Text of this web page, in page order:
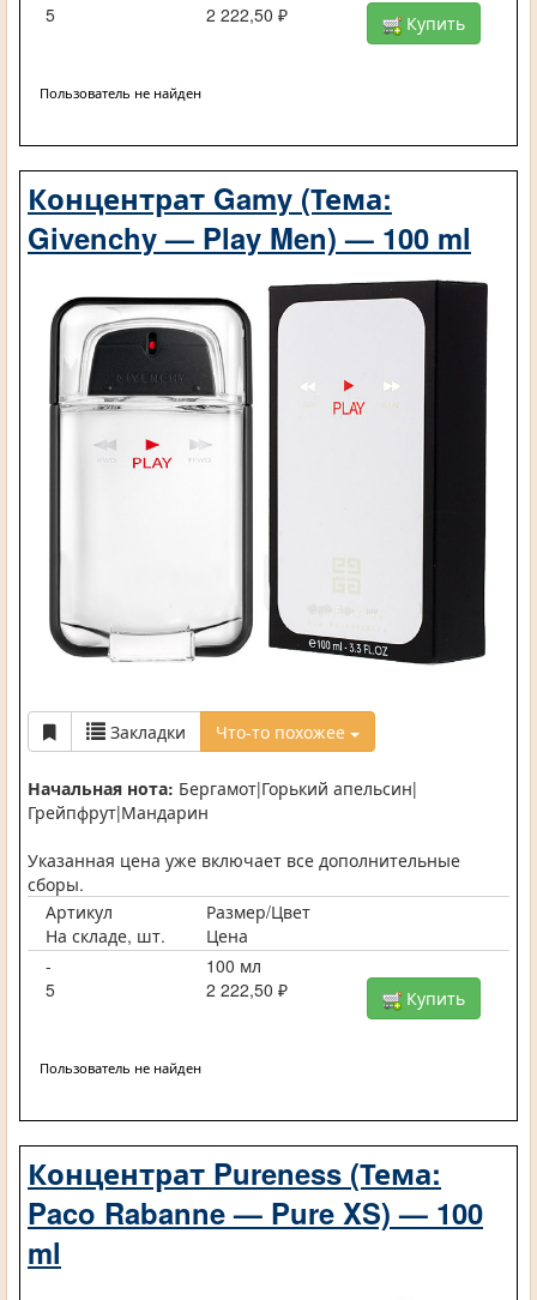
5
2 222,50 ₽ Купить
Пользователь не найден
Концентрат Gamy (Тема:
Givenchy — Play Men) — 100 ml
Закладки Что-то похожее
Начальная нота: Бергамот|Горький апельсин|
Грейпфрут|Мандарин
Указанная цена уже включает все дополнительные
сборы.
Артикул
Размер/Цвет
На складе, шт.
Цена
-
100 мл
5
2 222,50 ₽ Купить
Пользователь не найден
Концентрат Pureness (Тема:
Paco Rabanne — Pure XS) — 100
ml